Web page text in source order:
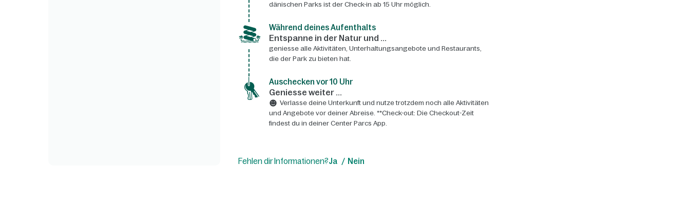
dänischen Parks ist der Check-in ab 15 Uhr möglich.
Während deines Aufenthalts
Entspanne in der Natur und ...
geniesse alle Aktivitäten, Unterhaltungsangebote und Restaurants,
die der Park zu bieten hat.
Auschecken vor 10 Uhr
Geniesse weiter ...
Verlasse deine Unterkunft und nutze trotzdem noch alle Aktivitäten
und Angebote vor deiner Abreise. **Check-out: Die Checkout-Zeit
findest du in deiner Center Parcs App.
Fehlen dir Informationen?Ja Nein